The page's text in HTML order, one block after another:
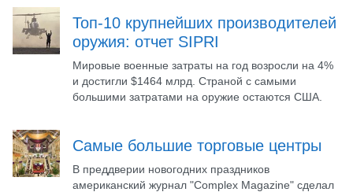
Топ-10 крупнейших производителей
оружия: отчет SIPRI
Мировые военные затраты на год возросли на 4%
и достигли $1464 млрд. Страной с самыми
большими затратами на оружие остаются США.
Самые большие торговые центры
В преддверии новогодних праздников
американский журнал "Complex Magazine" сделал